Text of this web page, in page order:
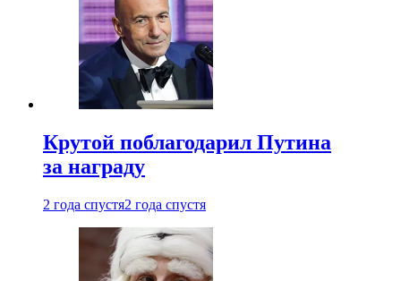
Крутой поблагодарил Путина
за награду
2 года спустя2 года спустя